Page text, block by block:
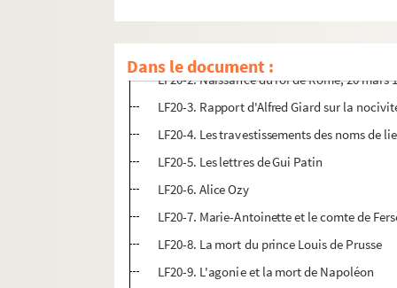
Dans le document :
LF20. Articles extraits de journaux, histoire et
LF20-2. Naissance du roi de Rome, 20 mars
LF20-3. Rapport d'Alfred Giard sur la
LF20-4. Les travestissements des noms de
LF20-5. Les lettres de Gui Patin
LF20-6. Alice Ozy
LF20-7. Marie-Antoinette et le comte de
LF20-8. La mort du prince Louis de Prusse
LF20-9. L'agonie et la mort de Napoléon